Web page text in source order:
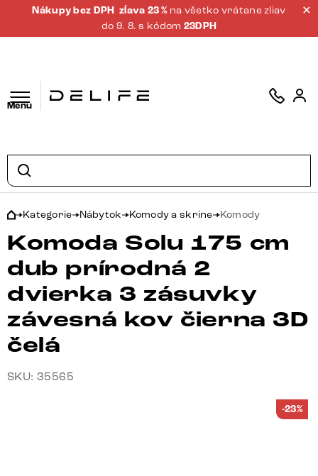
Nákupy bez DPH zĺava 23 % na všetko vrátane zliav
do 9. 8. s kódom 23DPH
Menu
Kategorie Nábytok Komody a skrine Komody
Komoda Solu 175 cm
dub prírodná 2
dvierka 3 zásuvky
závesná kov čierna 3D
čelá
SKU: 35565
-23%